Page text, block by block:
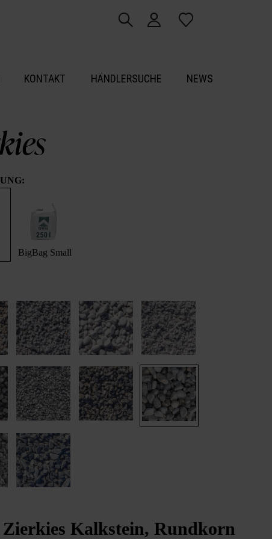
KONTAKT HÄNDLERSUCHE NEWS
BigBag Small
Kalkstein, Rundkorn